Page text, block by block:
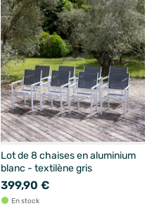
Lot de 8 chaises en aluminium
blanc - textilène gris
399,90 €
En stock